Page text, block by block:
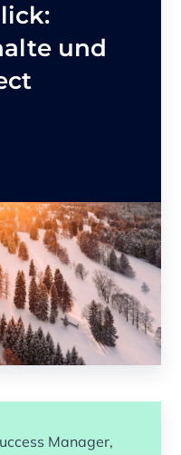
und
Manager,